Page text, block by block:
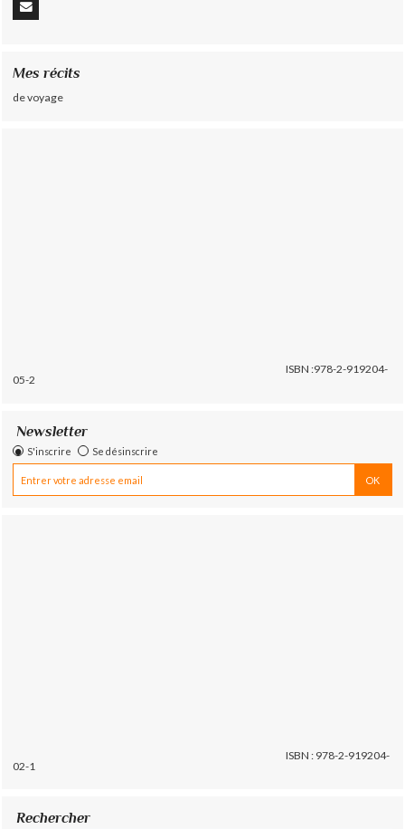
Mes récits
de voyage
ISBN :978-2-919204-
05-2
Newsletter
S'inscrire Se désinscrire
ISBN : 978-2-919204-
02-1
Rechercher